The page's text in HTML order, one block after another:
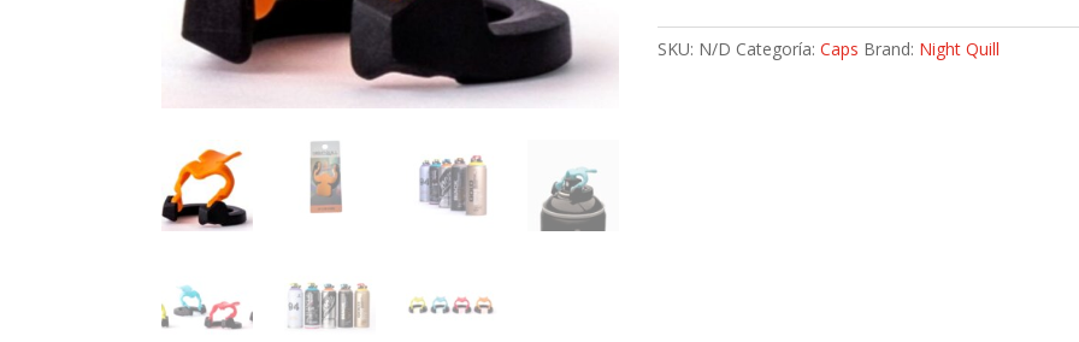
SKU: N/D Categoría:Caps Brand: Night Quill